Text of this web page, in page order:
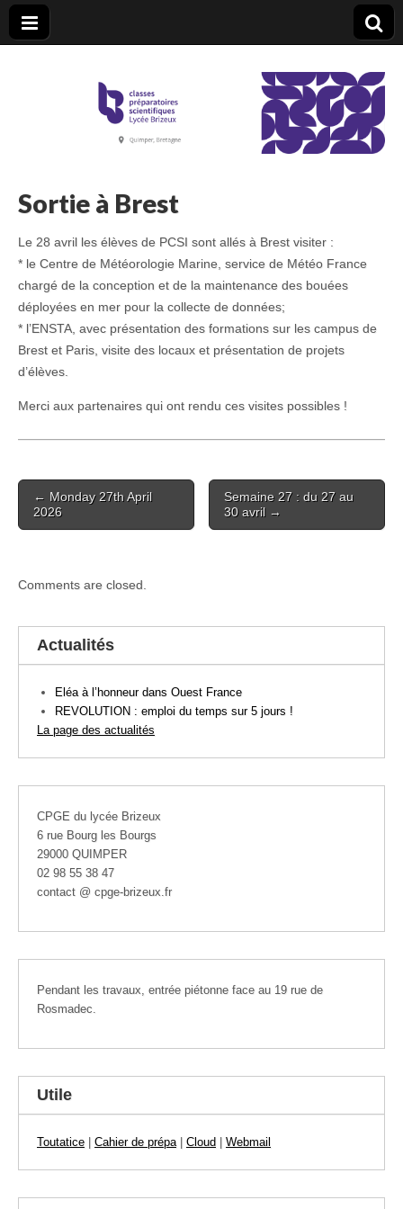
CPGE Brizeux
Sortie à Brest
Le 28 avril les élèves de PCSI sont allés à Brest visiter :
* le Centre de Météorologie Marine, service de Météo France
chargé de la conception et de la maintenance des bouées
déployées en mer pour la collecte de données;
* l’ENSTA, avec présentation des formations sur les campus de
Brest et Paris, visite des locaux et présentation de projets
d’élèves.
Merci aux partenaires qui ont rendu ces visites possibles !
Post
navigation
← Monday 27th April
2026
Semaine 27 : du 27 au
30 avril →
Comments are closed.
Actualités
Eléa à l’honneur dans Ouest France
REVOLUTION : emploi du temps sur 5 jours !
La page des actualités
CPGE du lycée Brizeux
6 rue Bourg les Bourgs
29000 QUIMPER
02 98 55 38 47
contact @ cpge-brizeux.fr
Pendant les travaux, entrée piétonne face au 19 rue de
Rosmadec.
Utile
Toutatice Cahier de prépa| Cloud Webmail